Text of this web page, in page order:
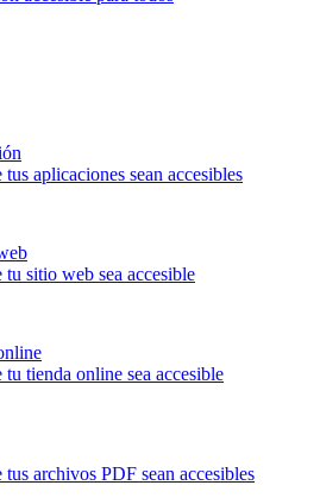
tus aplicaciones sean accesibles
tu sitio web sea accesible
tu tienda online sea accesible
tus archivos PDF sean accesibles